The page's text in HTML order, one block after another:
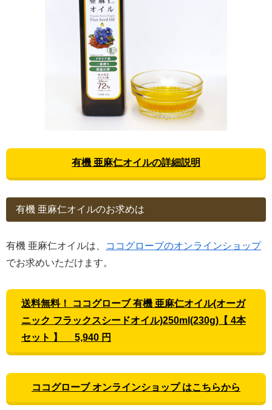
有機 亜麻仁オイルの詳細説明
有機 亜麻仁オイルのお求めは
有機 亜麻仁オイルは、
ココグローブのオンラインショップ
でお求めいただけます。
送料無料！ ココグローブ 有機 亜麻仁オイル(オーガ
ニック フラックスシードオイル)250ml(230g)【 4本
セット 】 5,940 円
ココグローブ オンラインショップ はこちらから